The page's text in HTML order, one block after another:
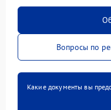
Вопросы по
Какие документы вы